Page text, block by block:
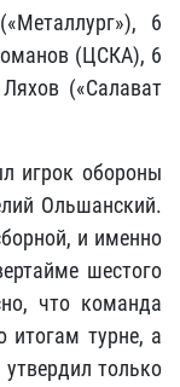
6
(ЦСКА), 6
(«Салават
игрок обороны
Ольшанский.
и именно
шестого
что команда
итогам турне, а
только